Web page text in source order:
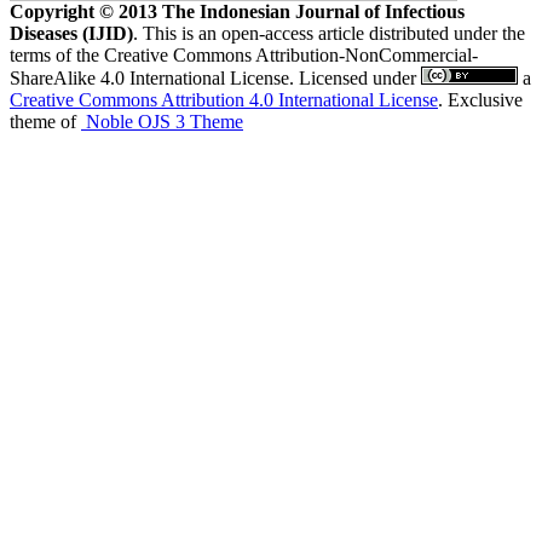
Copyright © 2013 The Indonesian Journal of Infectious
Diseases (IJID). This is an open-access article distributed under the
terms of the Creative Commons Attribution-NonCommercial-
ShareAlike 4.0 International License. Licensed under
a
Creative Commons Attribution 4.0 International License. Exclusive
theme of Noble OJS 3 Theme